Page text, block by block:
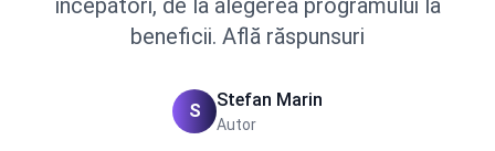
începători, de la alegerea programului la
beneficii. Află răspunsuri
S
Stefan Marin
Autor